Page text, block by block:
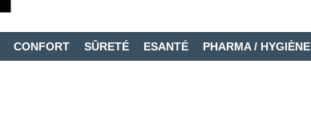
CONFORT SÛRETÉ ESANTÉ PHARMA / HYGIÈNE